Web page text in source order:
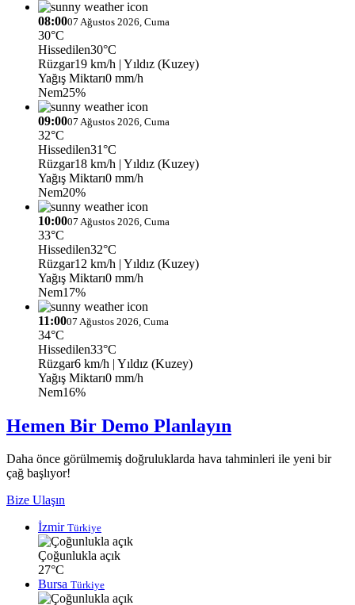
08:0007 Ağustos 2026, Cuma
30°C
Hissedilen30°C
Rüzgar19 km/h | Yıldız (Kuzey)
Yağış Miktarı0 mm/h
Nem25%
09:0007 Ağustos 2026, Cuma
32°C
Hissedilen31°C
Rüzgar18 km/h | Yıldız (Kuzey)
Yağış Miktarı0 mm/h
Nem20%
10:0007 Ağustos 2026, Cuma
33°C
Hissedilen32°C
Rüzgar12 km/h | Yıldız (Kuzey)
Yağış Miktarı0 mm/h
Nem17%
11:0007 Ağustos 2026, Cuma
34°C
Hissedilen33°C
Rüzgar6 km/h | Yıldız (Kuzey)
Yağış Miktarı0 mm/h
Nem16%
Hemen Bir Demo Planlayın
Daha önce görülmemiş doğruluklarda hava tahminleri ile yeni bir
çağ başlıyor!
Bize Ulaşın
İzmir Türkiye
Çoğunlukla açık
27°C
Bursa Türkiye